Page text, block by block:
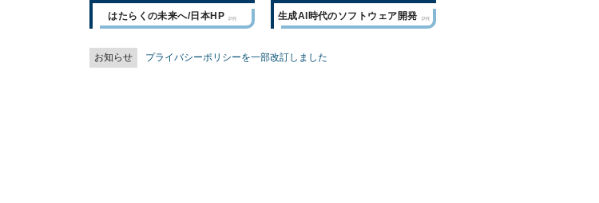
はたらくの未来へ/日本HP 生成AI時代のソフトウェア開発
お知らせ プライバシーポリシーを一部改訂しました